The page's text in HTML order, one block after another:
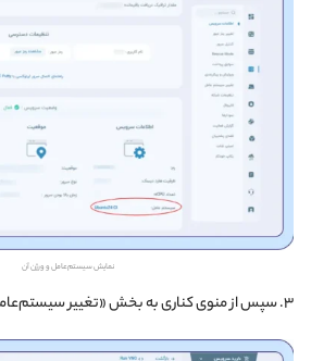
نمایش سیستم‌عامل و ورژن آن
۳. سپس از منوی کناری به بخش «تغییر سیستم‌عامل» وارد شوید.